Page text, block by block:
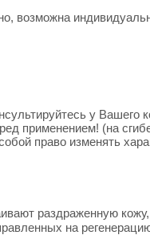
возможна
у Вашего
применением! (на
право изменять
раздраженную
на